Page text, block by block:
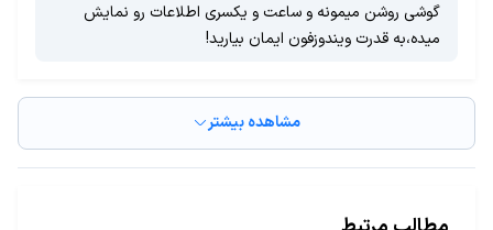
گوشی روشن میمونه و ساعت و یکسری اطلاعات رو نمایش
میده،به قدرت ویندوزفون ایمان بیارید!
مشاهده بیشتر